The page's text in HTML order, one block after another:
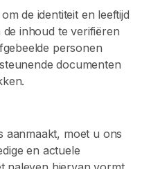
de identiteit en leeftijd
inhoud te verifiëren
personen
documenten
aanmaakt, moet u ons
en actuele